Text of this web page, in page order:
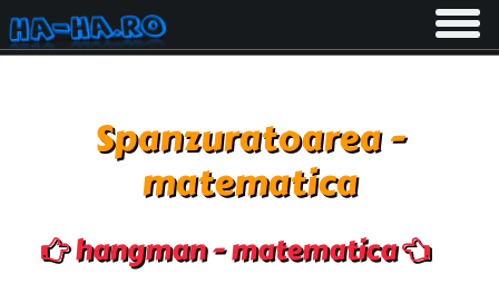
Toggle
Spanzuratoarea -
matematica
hangman - matematica